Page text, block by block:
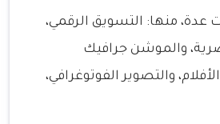
عدة، منها: التسويق الرقمي،
والموشن جرافيك
والتصوير الفوتوغرافي،